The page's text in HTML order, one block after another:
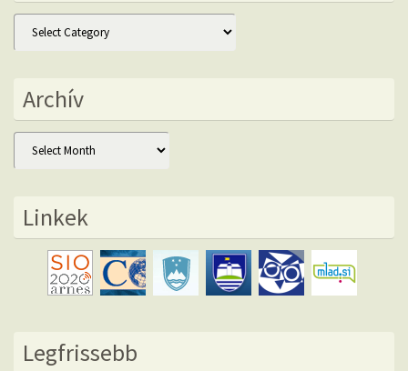
Kategóriák
Archív
Archív
Linkek
Legfrissebb